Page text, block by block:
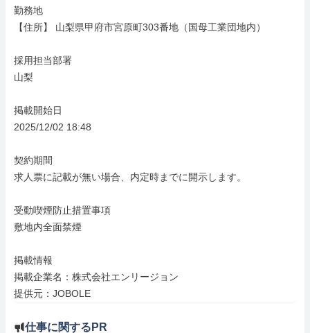
勤務地
【住所】 山梨県甲府市宮原町303番地（国母工業団地内）
採用担当部署
山梨
掲載開始日
2025/12/02 18:48
契約期間
求人票に記載が無い場合、内定時までに開示します。
受動喫煙防止措置事項
敷地内全面禁煙
掲載情報
掲載企業名：株式会社エンリージョン
提供元：JOBOLE
仕事に関するPR